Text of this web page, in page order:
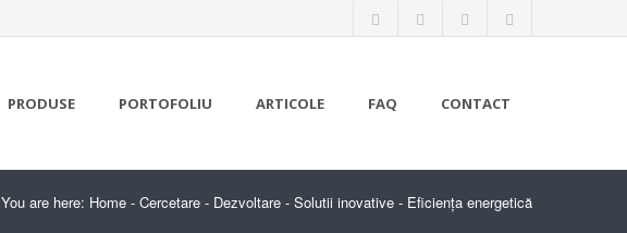
PRODUSE PORTOFOLIU ARTICOLE FAQ CONTACT
You are here: Home - Cercetare - Dezvoltare - Solutii inovative - Eficiența energetică